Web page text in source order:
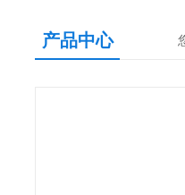
产品中心